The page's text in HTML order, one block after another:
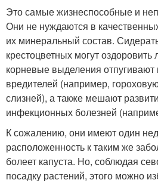
Это самые жизнеспособные и
Они не нуждаются в
их минеральный состав.
крестоцветных могут
корневые выделения отпугивают
вредителей (например,
слизней), а также мешают
инфекционных болезней
К сожалению, они имеют один
расположенность к таким же
болеет капуста. Но, соблюдая
посадку растений, этого можно